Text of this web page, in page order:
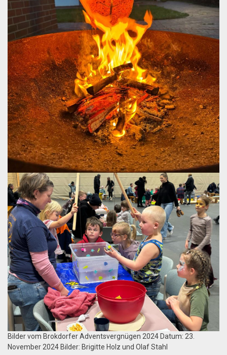
Bilder vom Brokdorfer Adventsvergnügen 2024 Datum: 23.
November 2024 Bilder: Brigitte Holz und Olaf Stahl